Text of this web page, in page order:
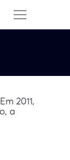
2011,
a